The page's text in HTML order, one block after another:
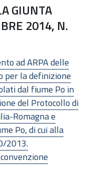
GIUNTA
2014, N.
ad ARPA delle
per la definizione
dal fiume Po in
del Protocollo di
Romagna e
Po, di cui alla
2013.